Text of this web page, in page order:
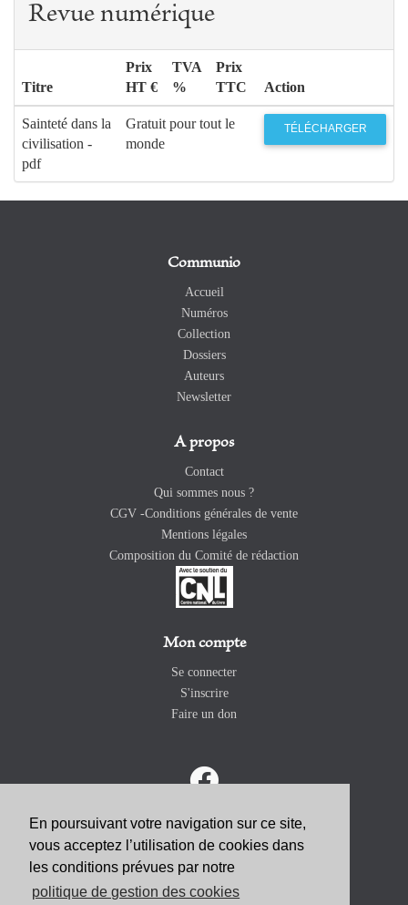
En poursuivant votre navigation sur ce site,
vous acceptez l’utilisation de cookies dans
les conditions prévues par notre
politique de gestion des cookies
Revue numérique
Titre
Prix
HT €
TVA
%
Prix
TTC
Action
Sainteté dans la
civilisation -
pdf
Gratuit pour tout le
monde
TÉLÉCHARGER
Communio
Accueil
Numéros
Collection
Dossiers
Auteurs
Newsletter
A propos
Contact
Qui sommes nous ?
CGV -Conditions générales de vente
Mentions légales
Composition du Comité de rédaction
Mon compte
Se connecter
S'inscrire
Faire un don
ABONNEZ-VOUS